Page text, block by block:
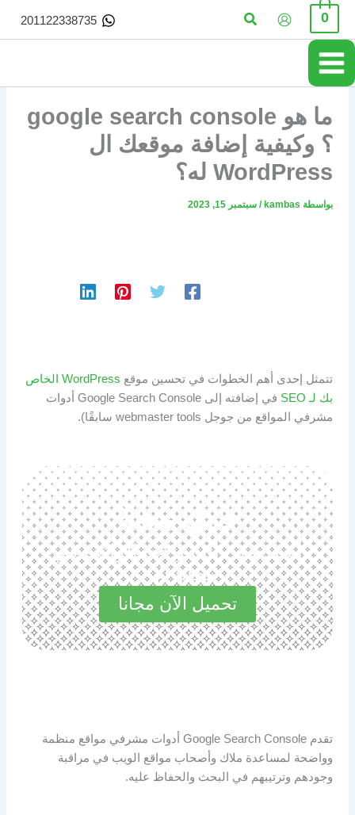
تخطي
المحتوى
0 البحث 201122338735
ما هو google search console
؟ وكيفية إضافة موقعك ال
WordPress له؟
بواسطة kambas
/ سبتمبر 15, 2023
تتمثل إحدى أهم الخطوات في تحسين موقع
WordPress الخاص
بك لـ SEO
في إضافته إلى Google Search Console أدوات
مشرفي المواقع من جوجل webmaster tools سابقًا).
حمل مجانا
استكشف المميزات الرائعة في
مجاناً الآن
تحميل الآن مجانا
تقدم Google Search Console أدوات مشرفي مواقع منظمة
وواضحة لمساعدة ملاك وأصحاب مواقع الويب في مراقبة
وجودهم وترتيبهم في البحث والحفاظ عليه.